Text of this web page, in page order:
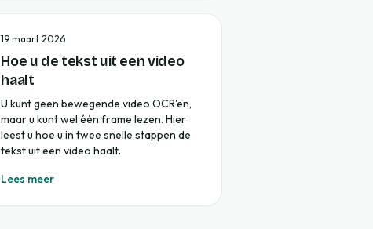
19 maart 2026
Hoe u de tekst uit een video
haalt
U kunt geen bewegende video OCR'en,
maar u kunt wel één frame lezen. Hier
leest u hoe u in twee snelle stappen de
tekst uit een video haalt.
Lees meer